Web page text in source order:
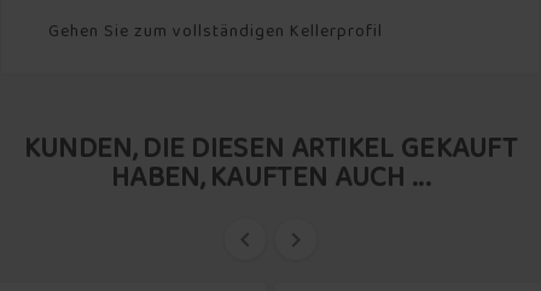
Gehen Sie zum vollständigen Kellerprofil
KUNDEN, DIE DIESEN ARTIKEL GEKAUFT
HABEN, KAUFTEN AUCH ...
 